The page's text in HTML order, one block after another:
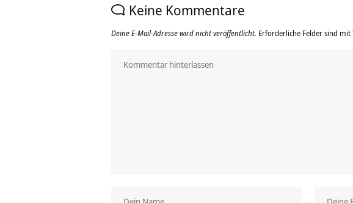
Keine Kommentare
Deine E-Mail-Adresse wird nicht veröffentlicht. Erforderliche Felder sind mit